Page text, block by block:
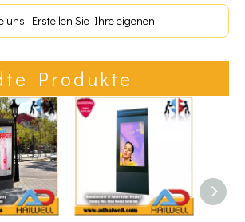
uns: Erstellen Sie Ihre eigenen
Produkte